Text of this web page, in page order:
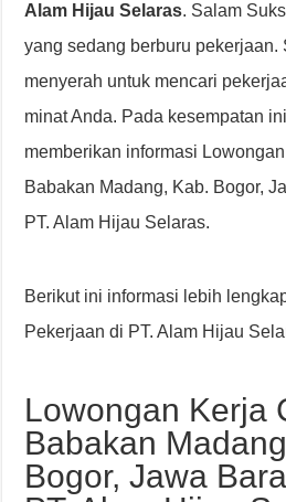
Alam Hijau Selaras. Salam
yang sedang berburu pekerjaan.
menyerah untuk mencari
minat Anda. Pada kesempatan
memberikan informasi
Babakan Madang, Kab. Bogor,
PT. Alam Hijau Selaras.
Berikut ini informasi lebih
Pekerjaan di PT. Alam Hijau
Lowongan Kerja
Babakan
Bogor, Jawa